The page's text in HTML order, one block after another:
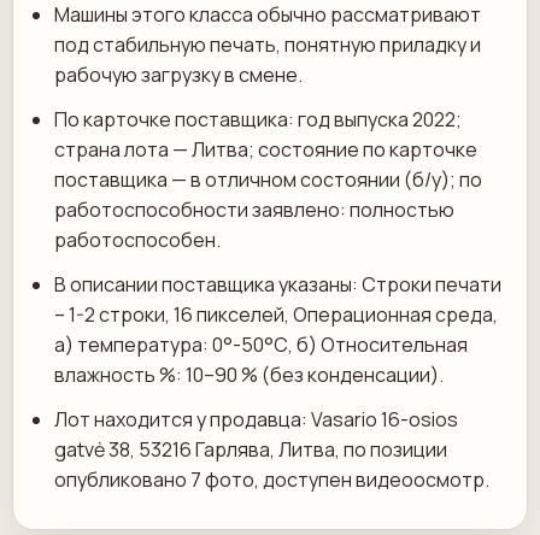
Машины этого класса обычно рассматривают
под стабильную печать, понятную приладку и
рабочую загрузку в смене.
По карточке поставщика: год выпуска 2022;
страна лота — Литва; состояние по карточке
поставщика — в отличном состоянии (б/у); по
работоспособности заявлено: полностью
работоспособен.
В описании поставщика указаны: Строки печати
– 1-2 строки, 16 пикселей, Операционная среда,
а) температура: 0°-50°С, б) Относительная
влажность %: 10–90 % (без конденсации).
Лот находится у продавца: Vasario 16-osios
gatvė 38, 53216 Гарлява, Литва, по позиции
опубликовано 7 фото, доступен видеоосмотр.